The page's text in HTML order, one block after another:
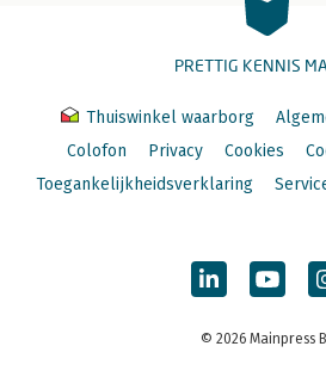
PRETTIG KENNIS
Thuiswinkel waarborg
Colofon
Privacy Cookies
Toegankelijkheidsverklaring
© 2026 Mainpress